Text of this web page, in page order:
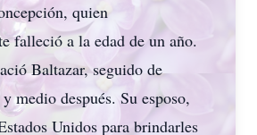
quien
falleció a la edad de un año.
Baltazar, seguido de
medio después. Su esposo,
Unidos para brindarles